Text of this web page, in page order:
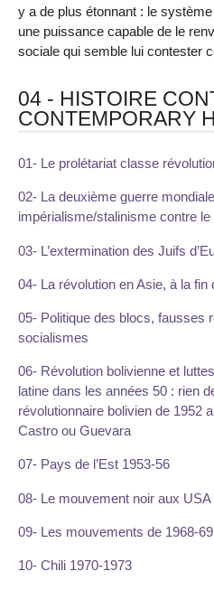
y a de plus étonnant : le
une puissance capable de le
sociale qui semble lui contester
04 - HISTOIRE
CONTEMPORARY
01- Le prolétariat classe
02- La deuxième guerre
impérialisme/stalinisme contre le
03- L’extermination des Juifs
04- La révolution en Asie, à la fin
05- Politique des blocs, fausses
socialismes
06- Révolution bolivienne et
latine dans les années 50 : rien
révolutionnaire bolivien de 1952
Castro ou Guevara
07- Pays de l’Est 1953-56
08- Le mouvement noir aux USA
09- Les mouvements de 1968-
10- Chili 1970-1973